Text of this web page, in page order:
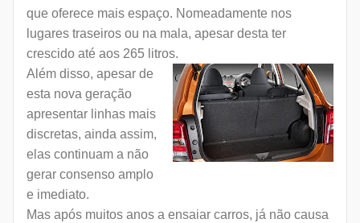
que oferece mais espaço. Nomeadamente nos
lugares traseiros ou na mala, apesar desta ter
crescido até aos 265 litros.
Além disso, apesar de
esta nova geração
apresentar linhas mais
discretas, ainda assim,
elas continuam a não
gerar consenso amplo
e imediato.
Mas após muitos anos a ensaiar carros, já não causa